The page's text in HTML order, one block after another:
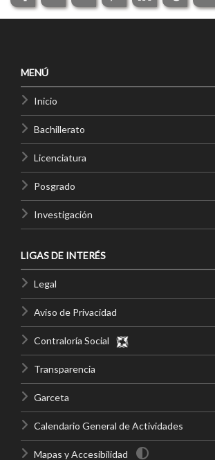
MENÚ
Inicio
Bachillerato
Licenciatura
Posgrado
Investigación
LIGAS DE INTERÉS
Legal
Aviso de Privacidad
Contraloría Social
Transparencia
Garceta
Calendario General de Actividades
Mapas y Accesibilidad